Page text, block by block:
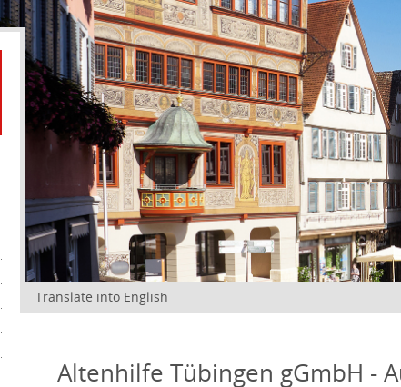
Translate into English
Altenhilfe Tübingen gGmbH -